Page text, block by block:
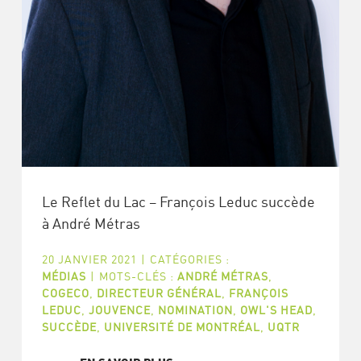
Le Reflet du Lac – François Leduc succède
à André Métras
20 JANVIER 2021 | CATÉGORIES :
MÉDIAS | MOTS-CLÉS : ANDRÉ MÉTRAS
COGECO
DIRECTEUR GÉNÉRAL
FRANÇOIS
LEDUC JOUVENCE, NOMINATION OWL'S HEAD
SUCCÈDE, UNIVERSITÉ DE MONTRÉAL UQTR